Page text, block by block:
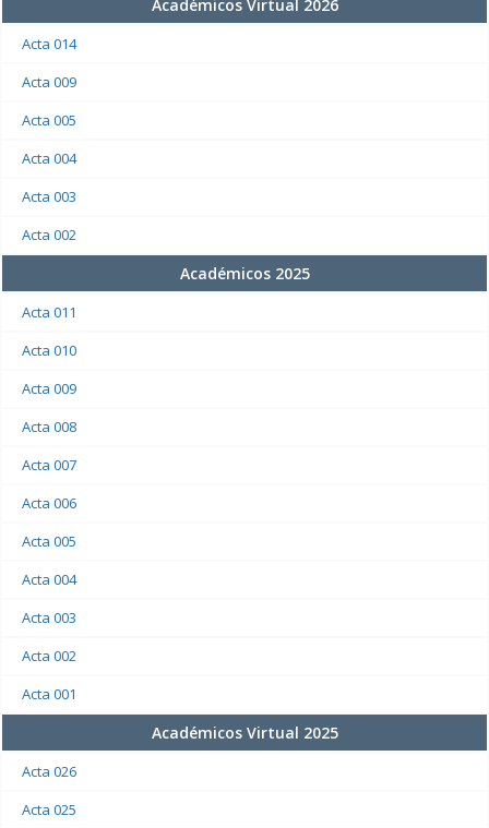
Académicos Virtual 2026
Acta 014
Acta 009
Acta 005
Acta 004
Acta 003
Acta 002
Académicos 2025
Acta 011
Acta 010
Acta 009
Acta 008
Acta 007
Acta 006
Acta 005
Acta 004
Acta 003
Acta 002
Acta 001
Académicos Virtual 2025
Acta 026
Acta 025